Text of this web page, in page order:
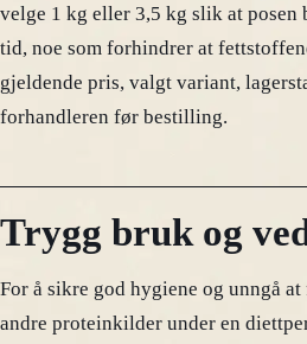
velge 1 kg eller 3,5 kg slik at posen
tid, noe som forhindrer at
gjeldende pris, valgt variant,
forhandleren før bestilling.
Trygg bruk og
For å sikre god hygiene og unngå
andre proteinkilder under en